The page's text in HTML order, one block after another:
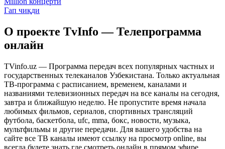
Гап чиқди
О проекте TvInfo — Телепрограмма
онлайн
TVinfo.uz — Программа передач всех популярных частных и
государственных телеканалов Узбекистана. Только актуальная
ТВ-программа с расписанием, временем, каналами и
названиями телевизионных передач на все каналы на сегодня,
завтра и ближайшую неделю. Не пропустите время начала
любимых фильмов, сериалов, спортивных трансляций
футбола, баскетбола, ufc, mma, бокс, новости, музыка,
мультфильмы и другие передачи. Для вашего удобства на
сайте все ТВ каналы имеют ссылку на просмотр online, вы